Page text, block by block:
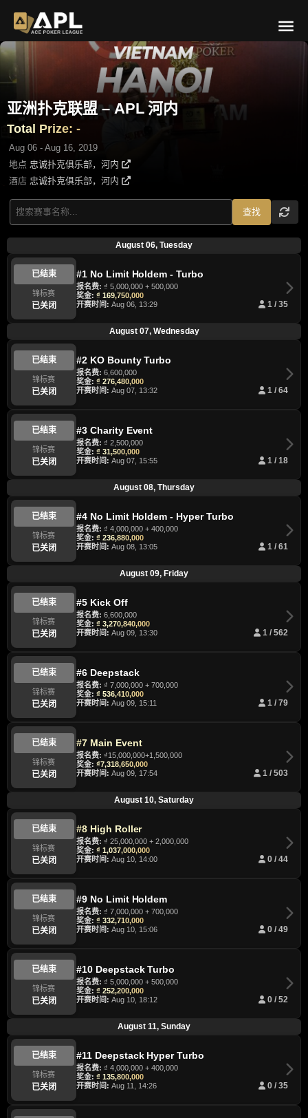
亚洲扑克联盟 – APL 河内
Total Prize: -
Aug 06 - Aug 16, 2019
地点 忠诚扑克俱乐部，河内
酒店 忠诚扑克俱乐部，河内
查找
August 06, Tuesday
已结束
锦标赛
已关闭
#1 No Limit Holdem - Turbo
报名费: ₫ 5,000,000 + 500,000
奖金: ₫ 169,750,000
开赛时间: Aug 06, 13:29 1 / 35
August 07, Wednesday
已结束
锦标赛
已关闭
#2 KO Bounty Turbo
报名费: 6,600,000
奖金: ₫ 276,480,000
开赛时间: Aug 07, 13:32 1 / 64
已结束
锦标赛
已关闭
#3 Charity Event
报名费: ₫ 2,500,000
奖金: ₫ 31,500,000
开赛时间: Aug 07, 15:55 1 / 18
August 08, Thursday
已结束
锦标赛
已关闭
#4 No Limit Holdem - Hyper Turbo
报名费: ₫ 4,000,000 + 400,000
奖金: ₫ 236,880,000
开赛时间: Aug 08, 13:05 1 / 61
August 09, Friday
已结束
锦标赛
已关闭
#5 Kick Off
报名费: 6,600,000
奖金: ₫ 3,270,840,000
开赛时间: Aug 09, 13:30 1 / 562
已结束
锦标赛
已关闭
#6 Deepstack
报名费: ₫ 7,000,000 + 700,000
奖金: ₫ 536,410,000
开赛时间: Aug 09, 15:11 1 / 79
已结束
锦标赛
已关闭
#7 Main Event
报名费: ₫15,000,000+1,500,000
奖金: ₫7,318,650,000
开赛时间: Aug 09, 17:54 1 / 503
August 10, Saturday
已结束
锦标赛
已关闭
#8 High Roller
报名费: ₫ 25,000,000 + 2,000,000
奖金: ₫ 1,037,000,000
开赛时间: Aug 10, 14:00 0 / 44
已结束
锦标赛
已关闭
#9 No Limit Holdem
报名费: ₫ 7,000,000 + 700,000
奖金: ₫ 332,710,000
开赛时间: Aug 10, 15:06 0 / 49
已结束
锦标赛
已关闭
#10 Deepstack Turbo
报名费: ₫ 5,000,000 + 500,000
奖金: ₫ 252,200,000
开赛时间: Aug 10, 18:12 0 / 52
August 11, Sunday
已结束
锦标赛
已关闭
#11 Deepstack Hyper Turbo
报名费: ₫ 4,000,000 + 400,000
奖金: ₫ 135,800,000
开赛时间: Aug 11, 14:26 0 / 35